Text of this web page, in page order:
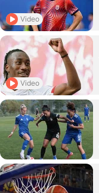
Video
Video